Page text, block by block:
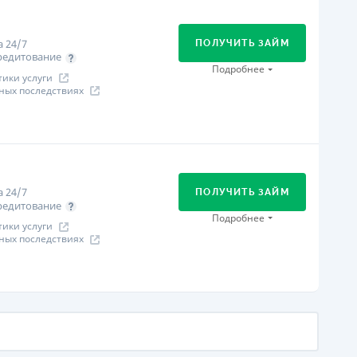
Онлайн (через сайт или интернет-банкинг)
НБУ
НБУ № 195
информация о кредите
24/7
услуги
последствиях
ПОЛУЧИТЬ ЗАЙМ
Подробнее
Онлайн (через сайт или интернет-банкинг)
НБУ
НБУ № 195
информация о кредите
24/7
услуги
последствиях
ПОЛУЧИТЬ ЗАЙМ
Подробнее